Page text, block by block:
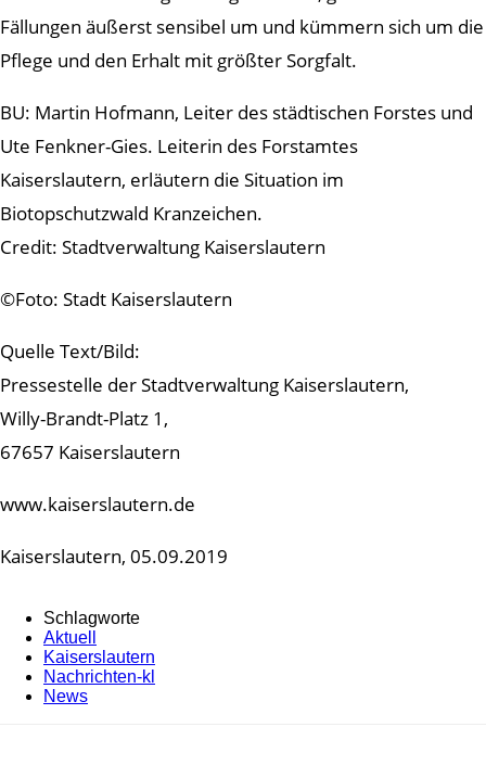
Fällungen äußerst sensibel um und kümmern sich um die
Pflege und den Erhalt mit größter Sorgfalt.
BU: Martin Hofmann, Leiter des städtischen Forstes und
Ute Fenkner-Gies. Leiterin des Forstamtes
Kaiserslautern, erläutern die Situation im
Biotopschutzwald Kranzeichen.
Credit: Stadtverwaltung Kaiserslautern
©Foto: Stadt Kaiserslautern
Quelle Text/Bild:
Pressestelle der Stadtverwaltung Kaiserslautern,
Willy-Brandt-Platz 1,
67657 Kaiserslautern
www.kaiserslautern.de
Kaiserslautern, 05.09.2019
Schlagworte
Aktuell
Kaiserslautern
Nachrichten-kl
News